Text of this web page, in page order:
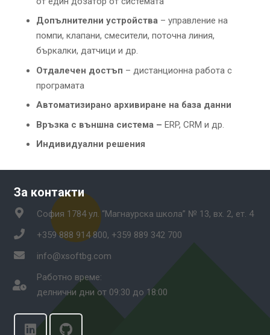
Допълнителни устройства – управление на
помпи, клапани, смесители, поточна линия,
бъркалки, датчици и др.
Отдалечен достъп – дистанционна работа с
програмата
Автоматизирано архивиране на база данни
Връзка с външна система – ERP, CRM и др.
Индивидуални решения
За контакти
София 1784 ул. “Магнаурска школа” № 13, вх. 2, ет. 4
+359 888 914 800, +359 889 342 700
info@xsoftbg.com
Работно време:
делнични дни от 09:30 до 18:00